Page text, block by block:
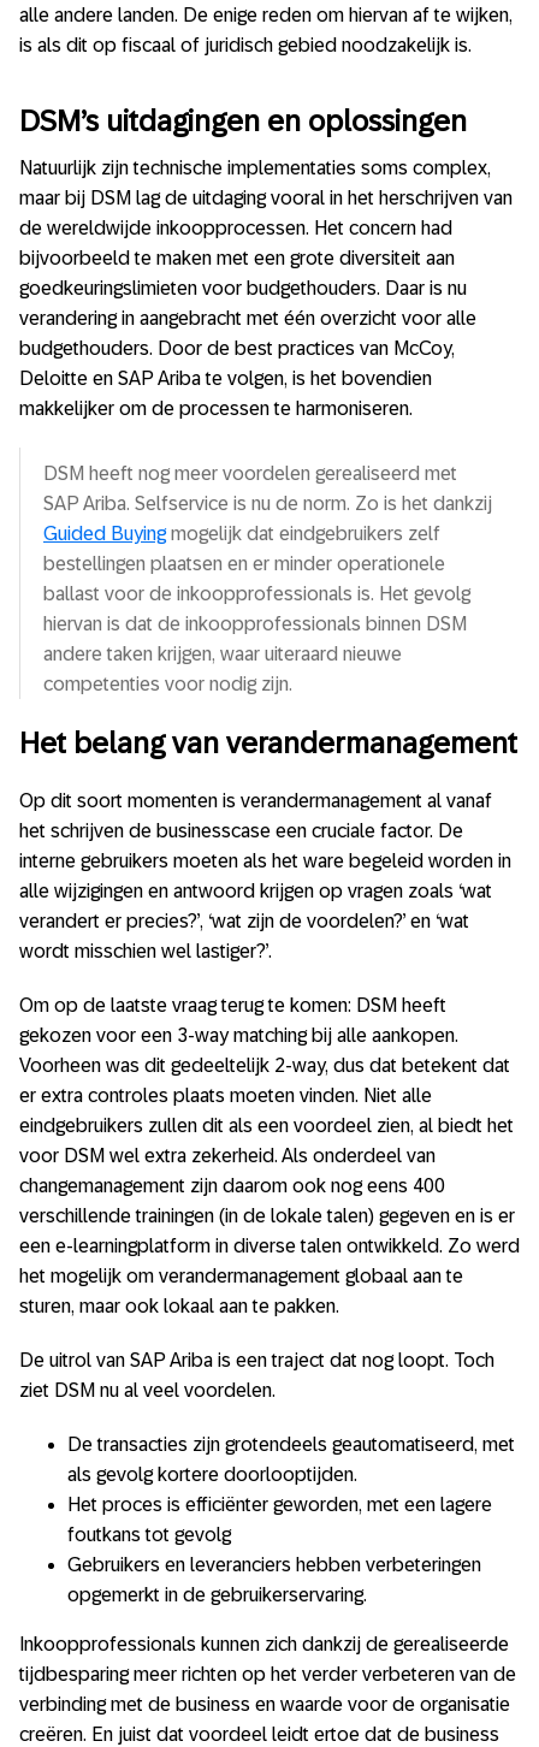
alle andere landen. De enige reden om hiervan af te wijken,
is als dit op fiscaal of juridisch gebied noodzakelijk is.
DSM’s uitdagingen en oplossingen
Natuurlijk zijn technische implementaties soms complex,
maar bij DSM lag de uitdaging vooral in het herschrijven van
de wereldwijde inkoopprocessen. Het concern had
bijvoorbeeld te maken met een grote diversiteit aan
goedkeuringslimieten voor budgethouders. Daar is nu
verandering in aangebracht met één overzicht voor alle
budgethouders. Door de best practices van McCoy,
Deloitte en SAP Ariba te volgen, is het bovendien
makkelijker om de processen te harmoniseren.
DSM heeft nog meer voordelen gerealiseerd met
SAP Ariba. Selfservice is nu de norm. Zo is het dankzij
Guided Buyingmogelijk dat eindgebruikers zelf
bestellingen plaatsen en er minder operationele
ballast voor de inkoopprofessionals is. Het gevolg
hiervan is dat de inkoopprofessionals binnen DSM
andere taken krijgen, waar uiteraard nieuwe
competenties voor nodig zijn.
Het belang van verandermanagement
Op dit soort momenten is verandermanagement al vanaf
het schrijven de businesscase een cruciale factor. De
interne gebruikers moeten als het ware begeleid worden in
alle wijzigingen en antwoord krijgen op vragen zoals ‘wat
verandert er precies?’, ‘wat zijn de voordelen?’ en ‘wat
wordt misschien wel lastiger?’.
Om op de laatste vraag terug te komen: DSM heeft
gekozen voor een 3-way matching bij alle aankopen.
Voorheen was dit gedeeltelijk 2-way, dus dat betekent dat
er extra controles plaats moeten vinden. Niet alle
eindgebruikers zullen dit als een voordeel zien, al biedt het
voor DSM wel extra zekerheid. Als onderdeel van
changemanagement zijn daarom ook nog eens 400
verschillende trainingen (in de lokale talen) gegeven en is er
een e-learningplatform in diverse talen ontwikkeld. Zo werd
het mogelijk om verandermanagement globaal aan te
sturen, maar ook lokaal aan te pakken.
De uitrol van SAP Ariba is een traject dat nog loopt. Toch
ziet DSM nu al veel voordelen.
De transacties zijn grotendeels geautomatiseerd, met
als gevolg kortere doorlooptijden.
Het proces is efficiënter geworden, met een lagere
foutkans tot gevolg
Gebruikers en leveranciers hebben verbeteringen
opgemerkt in de gebruikerservaring.
Inkoopprofessionals kunnen zich dankzij de gerealiseerde
tijdbesparing meer richten op het verder verbeteren van de
verbinding met de business en waarde voor de organisatie
creëren. En juist dat voordeel leidt ertoe dat de business